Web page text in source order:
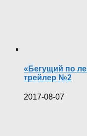
«Бегущий по
трейлер №2
2017-08-07